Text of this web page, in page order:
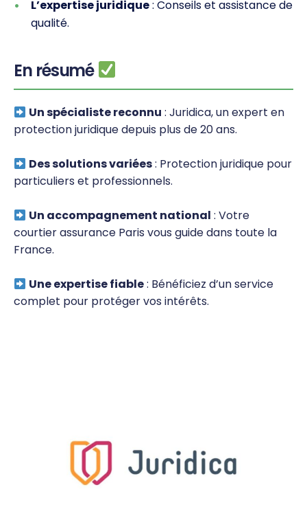
L’expertise juridique: Conseils et assistance de
qualité.
En résumé
Un spécialiste reconnu : Juridica, un expert en
protection juridique depuis plus de 20 ans.
Des solutions variées: Protection juridique pour
particuliers et professionnels.
Un accompagnement national : Votre
courtier assurance Paris vous guide dans toute la
France.
Une expertise fiable: Bénéficiez d’un service
complet pour protéger vos intérêts.